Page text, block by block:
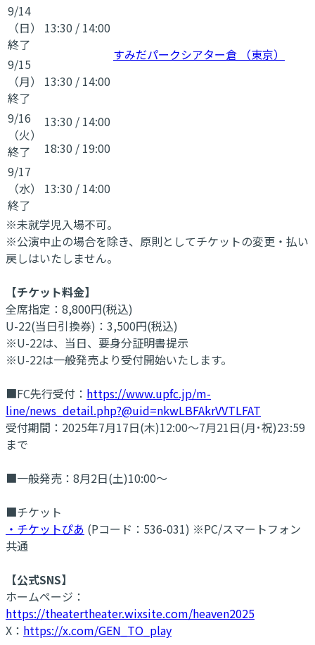
すみだパークシアター倉 （東京）
9/14
（日）
終了
13:30 / 14:00
9/15
（月）
終了
13:30 / 14:00
9/16
（火）
終了
13:30 / 14:00
18:30 / 19:00
9/17
（水）
終了
13:30 / 14:00
※未就学児入場不可。
※公演中止の場合を除き、原則としてチケットの変更・払い
戻しはいたしません。
【チケット料金】
全席指定：8,800円(税込)
U-22(当日引換券)：3,500円(税込)
※U-22は、当日、要身分証明書提示
※U-22は一般発売より受付開始いたします。
■FC先行受付： https://www.upfc.jp/m-
line/news_detail.php?@uid=nkwLBFAkrVVTLFAT
受付期間：2025年7月17日(木)12:00～7月21日(月･祝)23:59
まで
■一般発売：8月2日(土)10:00～
■チケット
・チケットぴあ (Pコード：536-031) ※PC/スマートフォン
共通
【公式SNS】
ホームページ：
https://theatertheater.wixsite.com/heaven2025
X： https://x.com/GEN_TO_play